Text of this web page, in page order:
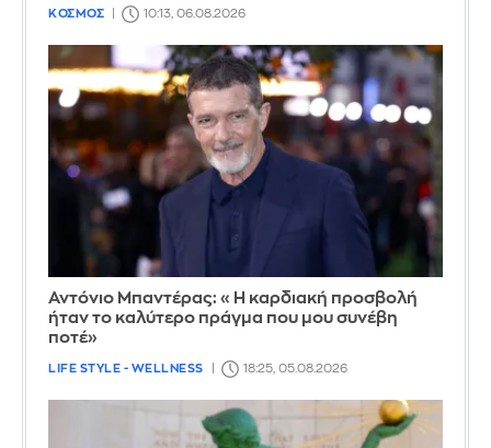
ΚΟΣΜΟΣ 10:13, 06.08.2026
Αντόνιο Μπαντέρας: «Η καρδιακή προσβολή
ήταν το καλύτερο πράγμα που μου συνέβη
ποτέ»
LIFE STYLE - WELLNESS 18:25, 05.08.2026